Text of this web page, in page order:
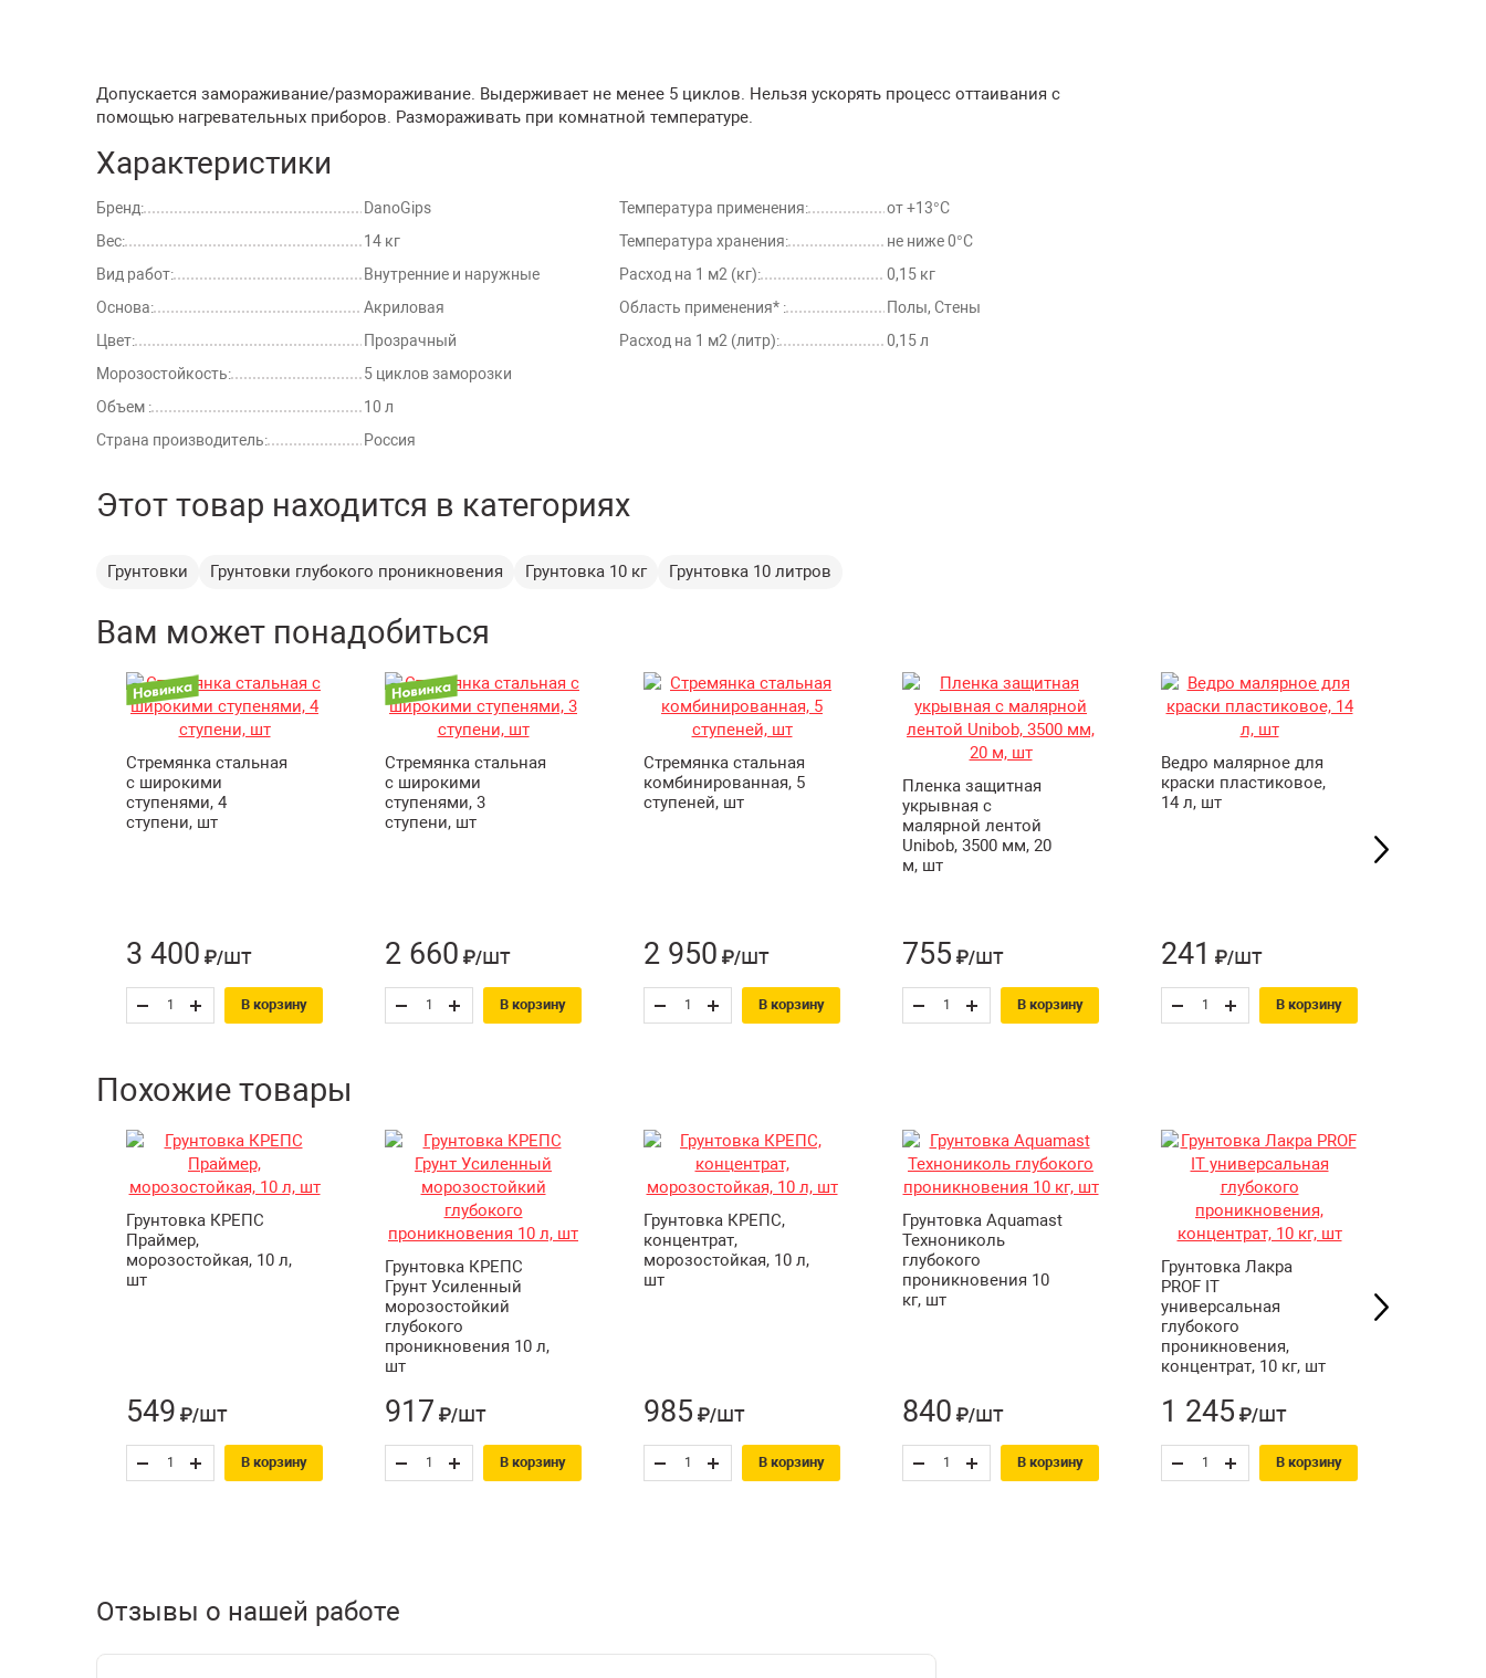
Допускается замораживание/размораживание. Выдерживает не менее 5 циклов. Нельзя ускорять процесс оттаивания с
помощью нагревательных приборов. Размораживать при комнатной температуре.
Характеристики
Бренд:
DanoGips
Вес:
14 кг
Вид работ:
Внутренние и наружные
Основа:
Акриловая
Цвет:
Прозрачный
Морозостойкость:
5 циклов заморозки
Объем :
10 л
Страна производитель:
Россия
Температура применения:
от +13°С
Температура хранения:
не ниже 0°С
Расход на 1 м2 (кг):
0,15 кг
Область применения* :
Полы, Стены
Расход на 1 м2 (литр):
0,15 л
Этот товар находится в категориях
Грунтовки Грунтовки глубокого проникновения Грунтовка 10 кг Грунтовка 10 литров
Вам может понадобиться
Стремянка стальная
с широкими
ступенями, 4
ступени, шт
3 400 ₽/шт
В корзину
Стремянка стальная
с широкими
ступенями, 3
ступени, шт
2 660 ₽/шт
В корзину
Стремянка стальная
комбинированная, 5
ступеней, шт
2 950 ₽/шт
В корзину
Пленка защитная
укрывная с
малярной лентой
Unibob, 3500 мм, 20
м, шт
755 ₽/шт
В корзину
Ведро малярное для
краски пластиковое,
14 л, шт
241 ₽/шт
В корзину
Похожие товары
Грунтовка КРЕПС
Праймер,
морозостойкая, 10 л,
шт
549 ₽/шт
В корзину
Грунтовка КРЕПС
Грунт Усиленный
морозостойкий
глубокого
проникновения 10 л,
шт
917 ₽/шт
В корзину
Грунтовка КРЕПС,
концентрат,
морозостойкая, 10 л,
шт
985 ₽/шт
В корзину
Грунтовка Aquamast
Технониколь
глубокого
проникновения 10
кг, шт
840 ₽/шт
В корзину
Грунтовка Лакра
PROF IT
универсальная
глубокого
проникновения,
концентрат, 10 кг, шт
1 245 ₽/шт
В корзину
Отзывы о нашей работе